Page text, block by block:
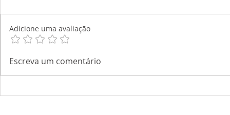
Adicione uma avaliação
Escreva um comentário